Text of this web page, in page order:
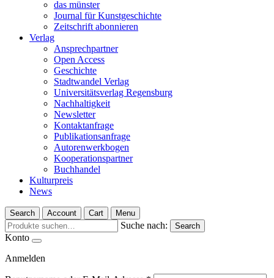
das münster
Journal für Kunstgeschichte
Zeitschrift abonnieren
Verlag
Ansprechpartner
Open Access
Geschichte
Stadtwandel Verlag
Universitätsverlag Regensburg
Nachhaltigkeit
Newsletter
Kontaktanfrage
Publikationsanfrage
Autorenwerkbogen
Kooperationspartner
Buchhandel
Kulturpreis
News
Search Account Cart Menu
Suche nach: Search
Konto
Anmelden